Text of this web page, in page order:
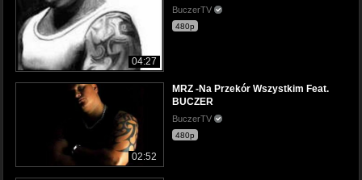
04:27
BuczerTV
480p
02:52
MRZ -Na Przekór Wszystkim Feat.
BUCZER
BuczerTV
480p